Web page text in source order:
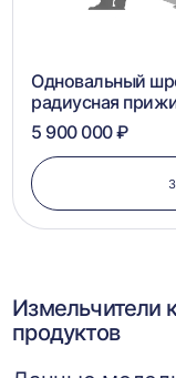
Одновальный
радиусная
5 900 000 ₽
Измельчители
продуктов